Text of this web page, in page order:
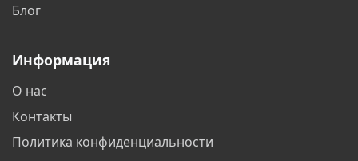
Дубна
Блог
Информация
О нас
Контакты
Политика конфиденциальности